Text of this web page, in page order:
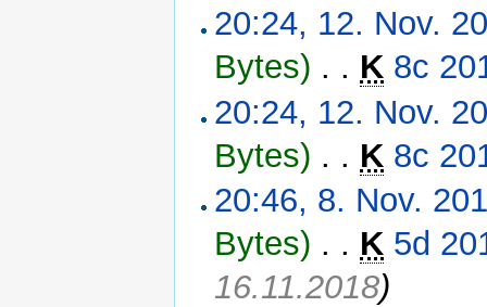
20:24, 12. Nov.
Bytes) . . K 8c
20:24, 12. Nov.
Bytes) . . K 8c
20:46, 8. Nov.
Bytes) . . K 5d
16.11.2018)